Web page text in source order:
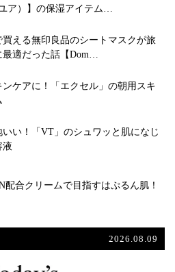
ア）】の保湿アイテム…
買える無印良品のシートマスクが旅
適だった話【Dom…
ケアに！「エクセル」の朝用スキ
い！「VT」のシュワッと肌になじ
液
配合クリームで目指すはぷるん肌！
2026.08.09